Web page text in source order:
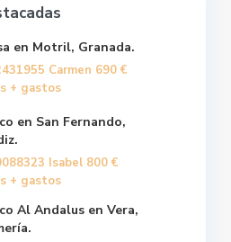
en Motril, Granada.
Carmen 690 €
+ gastos
en San Fernando,
Isabel 800 €
+ gastos
Al Andalus en Vera,